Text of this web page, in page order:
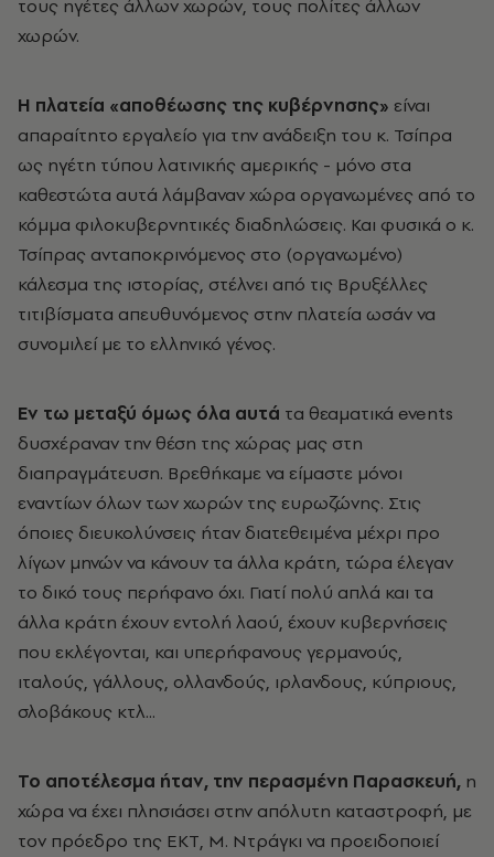
τους ηγέτες άλλων χωρών, τους πολίτες άλλων
χωρών.
Η πλατεία «αποθέωσης της κυβέρνησης» είναι
απαραίτητο εργαλείο για την ανάδειξη του κ. Τσίπρα
ως ηγέτη τύπου λατινικής αμερικής - μόνο στα
καθεστώτα αυτά λάμβαναν χώρα οργανωμένες από το
κόμμα φιλοκυβερνητικές διαδηλώσεις. Και φυσικά ο κ.
Τσίπρας ανταποκρινόμενος στο (οργανωμένο)
κάλεσμα της ιστορίας, στέλνει από τις Βρυξέλλες
τιτιβίσματα απευθυνόμενος στην πλατεία ωσάν να
συνομιλεί με το ελληνικό γένος.
Εν τω μεταξύ όμως όλα αυτά τα θεαματικά events
δυσχέραναν την θέση της χώρας μας στη
διαπραγμάτευση. Βρεθήκαμε να είμαστε μόνοι
εναντίων όλων των χωρών της ευρωζώνης. Στις
όποιες διευκολύνσεις ήταν διατεθειμένα μέχρι προ
λίγων μηνών να κάνουν τα άλλα κράτη, τώρα έλεγαν
το δικό τους περήφανο όχι. Γιατί πολύ απλά και τα
άλλα κράτη έχουν εντολή λαού, έχουν κυβερνήσεις
που εκλέγονται, και υπερήφανους γερμανούς,
ιταλούς, γάλλους, ολλανδούς, ιρλανδους, κύπριους,
σλοβάκους κτλ...
Το αποτέλεσμα ήταν, την περασμένη Παρασκευή, η
χώρα να έχει πλησιάσει στην απόλυτη καταστροφή, με
τον πρόεδρο της ΕΚΤ, Μ. Ντράγκι να προειδοποιεί